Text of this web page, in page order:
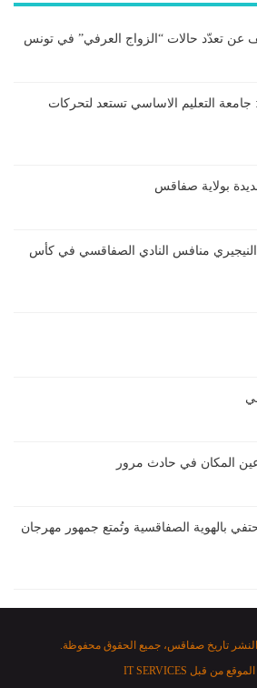
عن تعدّد حالات “الزواج العرفي” في تونس
جامعة التعليم الاساسي تستعد لتحركات
منافس النادي الصفاقسي في كأس
المكان في حادث مرور
بالهوية الصفاقسية وتُمتع جمهور مهرجان
الموقع من قبل IT SERVICES